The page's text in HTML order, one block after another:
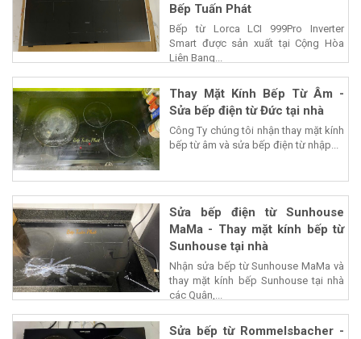
Bếp Tuấn Phát
Bếp từ Lorca LCI 999Pro Inverter
Smart được sản xuất tại Cộng Hòa
Liên Bang...
Thay Mặt Kính Bếp Từ Âm -
Sửa bếp điện từ Đức tại nhà
Công Ty chúng tôi nhận thay mặt kính
bếp từ âm và sửa bếp điện từ nhập...
Sửa bếp điện từ Sunhouse
MaMa - Thay mặt kính bếp từ
Sunhouse tại nhà
Nhận sửa bếp từ Sunhouse MaMa và
thay mặt kính bếp Sunhouse tại nhà
các Quận,...
Sửa bếp từ Rommelsbacher -